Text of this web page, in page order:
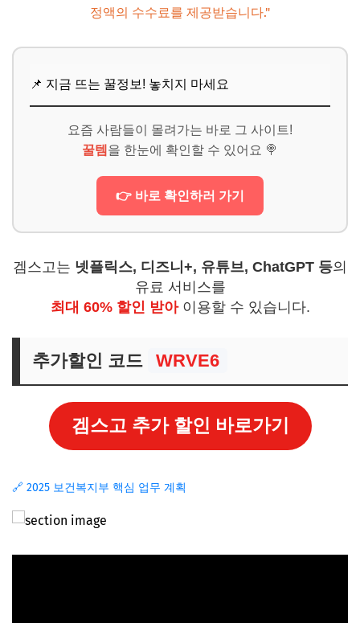
정액의 수수료를 제공받습니다."
📌 지금 뜨는 꿀정보! 놓치지 마세요
요즘 사람들이 몰려가는 바로 그 사이트!
꿀템 을 한눈에 확인할 수 있어요 🍭
👉 바로 확인하러 가기
겜스고는 넷플릭스, 디즈니+, 유튜브, ChatGPT 등의
유료 서비스를
최대 60% 할인 받아이용할 수 있습니다.
추가할인 코드 WRVE6
겜스고 추가 할인 바로가기
🔗 2025 보건복지부 핵심 업무 계획